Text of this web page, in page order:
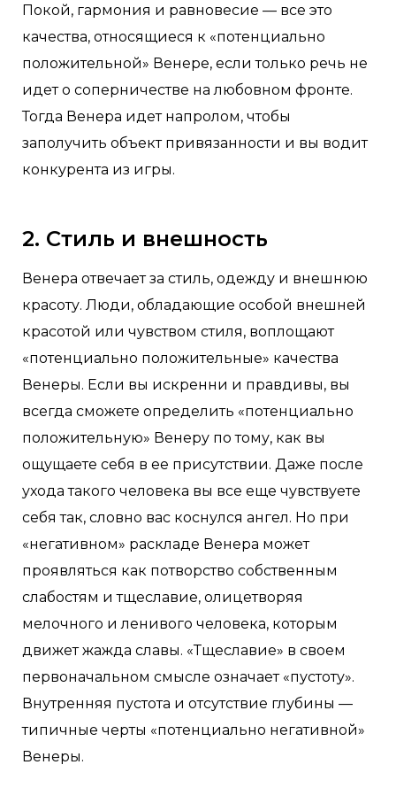
Покой, гармония и равновесие — все это
качества, относящиеся к «потенциально
положительной» Венере, если только речь не
идет о соперничестве на любовном фронте.
Тогда Венера идет напролом, чтобы
заполучить объект привязанности и вы водит
конкурента из игры.
2. Стиль и внешность
Венера отвечает за стиль, одежду и внешнюю
красоту. Люди, обладающие особой внешней
красотой или чувством стиля, воплощают
«потенциально положительные» качества
Венеры. Если вы искренни и правдивы, вы
всегда сможете определить «потенциально
положительную» Венеру по тому, как вы
ощущаете себя в ее присутствии. Даже после
ухода такого человека вы все еще чувствуете
себя так, словно вас коснулся ангел. Но при
«негативном» раскладе Венера может
проявляться как потворство собственным
слабостям и тщеславие, олицетворяя
мелочного и ленивого человека, которым
движет жажда славы. «Тщеславие» в своем
первоначальном смысле означает «пустоту».
Внутренняя пустота и отсутствие глубины —
типичные черты «потенциально негативной»
Венеры.